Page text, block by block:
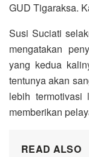
GUD Tigaraksa.
Susi Suciati
mengatakan
yang kedua
tentunya akan
lebih termotivasi
memberikan
READ ALSO